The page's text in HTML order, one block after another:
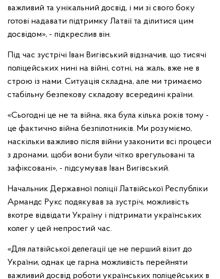
важливий та унікальний досвід, і ми зі свого боку
готові надавати підтримку Латвії та ділитися цим
досвідом», - підкреслив він.
Під час зустрічі Іван Вигівський відзначив, що тисячі
поліцейських нині на війні, сотні, на жаль, вже не в
строю із нами. Ситуація складна, але ми тримаємо
стабільну безпекову складову всередині країни.
«Сьогодні це не та війна, яка була кілька років тому -
це фактично війна безпілотників. Ми розуміємо,
наскільки важливо після війни узаконити всі процеси
з дронами, щоби вони були чітко врегульовані та
зафіксовані», - підсумував Іван Вигівський.
Начальник Державної поліції Латвійської Республіки
Армандс Рукс подякував за зустріч, можливість
вкотре відвідати Україну і підтримати українських
колег у цей непростий час.
«Для латвійської делегації це не перший візит до
України, однак це гарна можливість перейняти
важливий досвід роботи українських поліцейських в